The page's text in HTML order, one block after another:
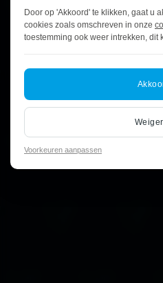
Door op 'Akkoord' te klikken, gaat u
cookies zoals omschreven in onze
toestemming ook weer intrekken, dit
Voorkeuren aanpassen